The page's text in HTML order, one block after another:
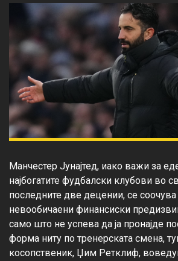
Манчестер Јунајтед, иако важи за
најбогатите фудбалски клубови во
последните две децении, се соочува
невообичаени финансиски
само што не успева да ја пронајде
форма ниту по тренерската смена,
косопственик, Џим Ретклиф,